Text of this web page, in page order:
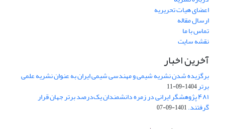
اعضای هیات تحریریه
ارسال مقاله
تماس با ما
نقشه سایت
آخرین اخبار
برگزیده شدن نشریه شیمی و مهندسی شیمی ایران به عنوان نشریه علمی
برتر1404-09-11
۴۸۱ پژوهشگر ایرانی در زمره دانشمندان یک‌درصد برتر جهان قرار
گرفتند.1401-09-07